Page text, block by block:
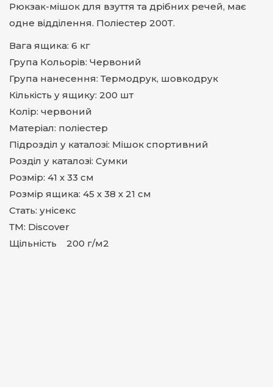
Рюкзак-мішок для взуття та дрібних речей, має
одне відділення. Поліестер 200Т.
Вага ящика: 6 кг
Група Кольорів: Червоний
Група нанесення: Термодрук, шовкодрук
Кількість у ящику: 200 шт
Колір: червоний
Матеріал: поліестер
Підрозділ у каталозі: Мішок спортивний
Розділ у каталозі: Сумки
Розмір: 41 х 33 см
Розмір ящика: 45 х 38 х 21 см
Стать: унісекс
ТМ: Discover
Щільність 200 г/м2